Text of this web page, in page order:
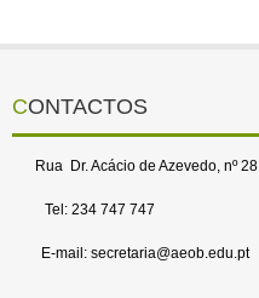
CONTACTOS
Rua Dr. Acácio de Azevedo, nº 28
Tel: 234 747 747
E-mail: secretaria@aeob.edu.pt